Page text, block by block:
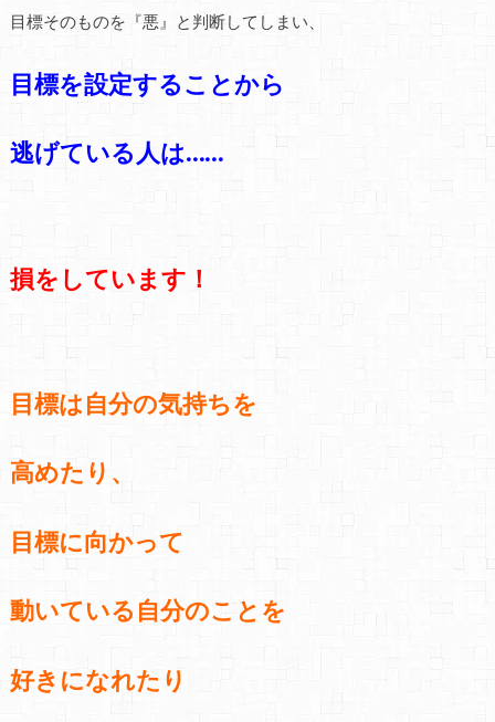
目標そのものを『悪』と判断してしまい、
目標を設定することから
逃げている人は……
損をしています！
目標は自分の気持ちを
高めたり、
目標に向かって
動いている 自分のことを
好きになれたり